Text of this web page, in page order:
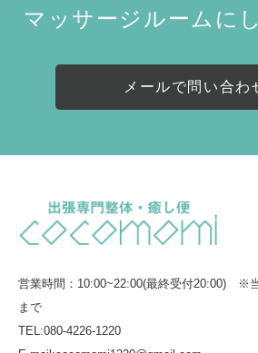
マッサージルームに
メールで問い合わ
営業時間：10:00~22:00(最終受付20:00) ※
まで
TEL:080-4226-1220